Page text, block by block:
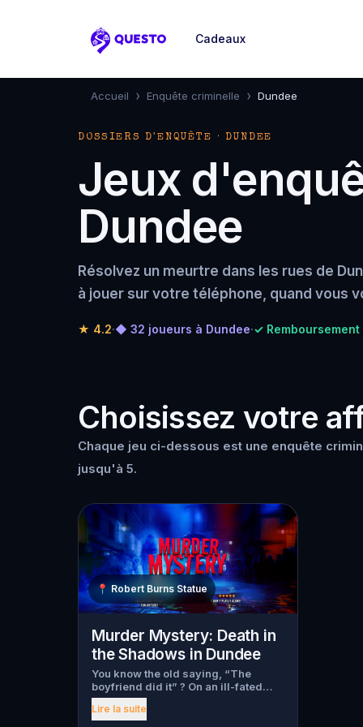
Questo
Cadeaux
Accueil › Enquête criminelle › Dundee
DOSSIERS D'ENQUÊTE · DUNDEE
Jeux
Dundee
Résolvez un meurtre dans les rues de
à jouer sur votre téléphone, quand vous
★ 4.2·◆ 32 joueurs à Dundee·✓
Choisissez votre
Chaque jeu ci-dessous est une enquête
jusqu'à 5.
📍 Robert Burns Statue
Murder Mystery: Death in
the Shadows in Dundee
You know the old saying, “The
boyfriend did it” ? On an ill-fated
night, love goes terribly wrong for
Bella Wanderlust and Walter Bridges
Lire la suite